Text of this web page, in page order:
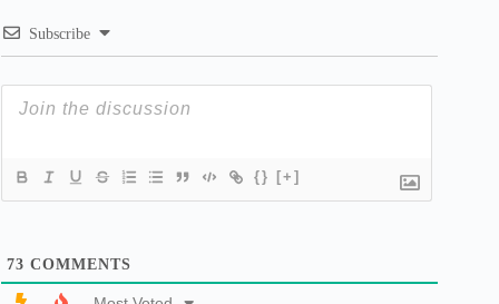
Subscribe
{} [+]
73 COMMENTS